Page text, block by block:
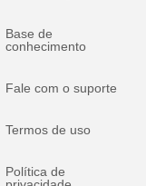
Base de
conhecimento
Fale com o suporte
Termos de uso
Política de